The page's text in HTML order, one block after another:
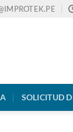
SOLICITUD